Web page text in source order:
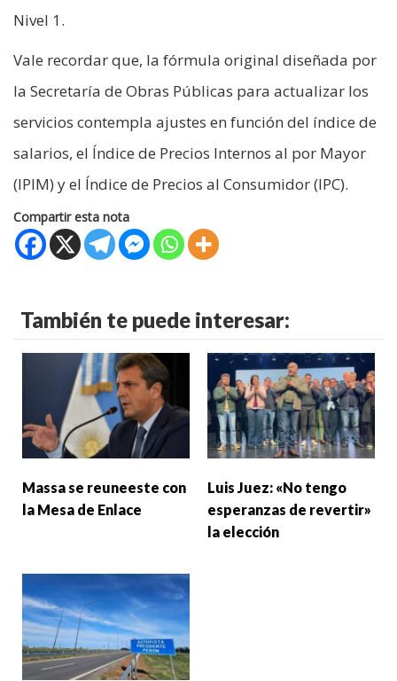
Nivel 1.
Vale recordar que, la fórmula original diseñada por
la Secretaría de Obras Públicas para actualizar los
servicios contempla ajustes en función del índice de
salarios, el Índice de Precios Internos al por Mayor
(IPIM) y el Índice de Precios al Consumidor (IPC).
Compartir esta nota
También te puede interesar:
Massa se reuneeste con
la Mesa de Enlace
Luis Juez: «No tengo
esperanzas de revertir»
la elección